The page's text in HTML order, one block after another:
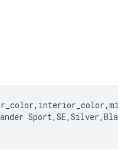
, interior_color,
Sport, SE, Silver,